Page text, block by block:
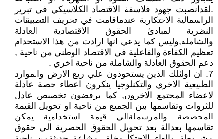
.لقدانصبت جهود فلاسفة الاقتصاد الكلاسيكي في تبرير
الراسمالية الاحتكارية عندماقامت في تحريف التطبيقات
النظرية لمبادئ الحقوق الاقتصادية العادلة
والشاملة,وليس كما يدعي انها ارادت من هذا الاستخدام
تعظيم الكفاءة والفاعلية في الاقتصاد الوطني من ناحية ,
دعم الحقوق العادلة والشاملة من ناحية اخري .
7. ان اولئلك الذين يستحوذون علي ريع الارض والموارد
الطبيعية الاخري والتكنلوجيا ينكرون اعطاء حصة عادلة
لاعضاء المجتمع الاخرون, كما يرفضون تخصيص عادل
للثروات وتقاسمها بين الجميع من ناحية او تحويل القيمة
المخصصة والمرسملةالي قيمة استخدامية يمكن
تقاسمها بعدالة بعد تحويل الحقوق الحصرية الي حقوق